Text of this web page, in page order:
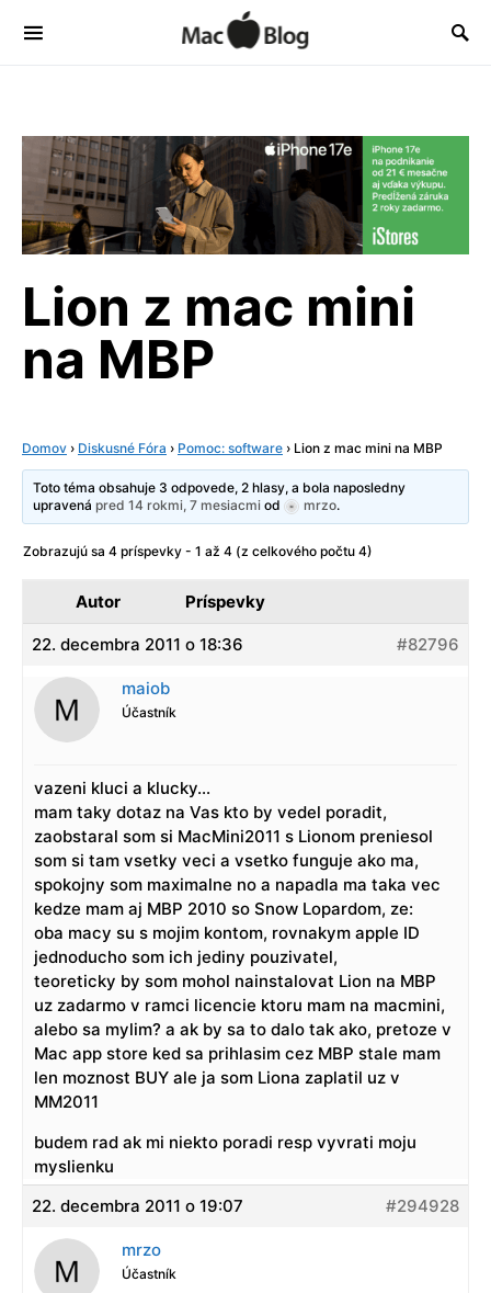
Lion z mac mini
na MBP
Domov › Diskusné Fóra › Pomoc: software › Lion z mac mini na MBP
Toto téma obsahuje 3 odpovede, 2 hlasy, a bola naposledny
upravenápred 14 rokmi, 7 mesiacmi od mrzo.
Zobrazujú sa 4 príspevky - 1 až 4 (z celkového počtu 4)
Autor Príspevky
22. decembra 2011 o 18:36 #82796
maiob
Účastník
vazeni kluci a klucky…
mam taky dotaz na Vas kto by vedel poradit,
zaobstaral som si MacMini2011 s Lionom preniesol
som si tam vsetky veci a vsetko funguje ako ma,
spokojny som maximalne no a napadla ma taka vec
kedze mam aj MBP 2010 so Snow Lopardom, ze:
oba macy su s mojim kontom, rovnakym apple ID
jednoducho som ich jediny pouzivatel,
teoreticky by som mohol nainstalovat Lion na MBP
uz zadarmo v ramci licencie ktoru mam na macmini,
alebo sa mylim? a ak by sa to dalo tak ako, pretoze v
Mac app store ked sa prihlasim cez MBP stale mam
len moznost BUY ale ja som Liona zaplatil uz v
MM2011
budem rad ak mi niekto poradi resp vyvrati moju
myslienku
22. decembra 2011 o 19:07
#294928
mrzo
Účastník